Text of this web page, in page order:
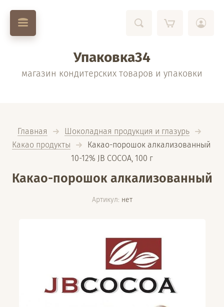
Упаковка34
магазин кондитерских товаров и упаковки
Главная
Шоколадная продукция и глазурь
Какао продукты
  Какао-порошок алкализованный
10-12% JB COCOA, 100 г
Какао-порошок алкализованный
Артикул: нет